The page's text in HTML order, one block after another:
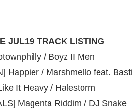
JUL19 TRACK LISTING
/ Boyz II Men
Happier / Marshmello feat.
It Heavy / Halestorm
Magenta Riddim / DJ Snake